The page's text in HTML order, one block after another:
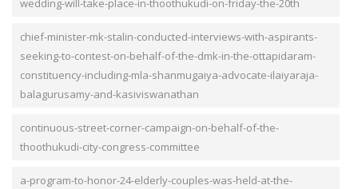
wedding-will-take-place-in-thoothukudi-on-friday-the-20th
chief-minister-mk-stalin-conducted-interviews-with-aspirants-
seeking-to-contest-on-behalf-of-the-dmk-in-the-ottapidaram-
constituency-including-mla-shanmugaiya-advocate-ilaiyaraja-
balagurusamy-and-kasiviswanathan
continuous-street-corner-campaign-on-behalf-of-the-
thoothukudi-city-congress-committee
a-program-to-honor-24-elderly-couples-was-held-at-the-